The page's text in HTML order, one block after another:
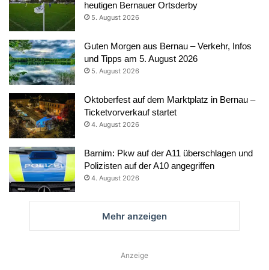
heutigen Bernauer Ortsderby
5. August 2026
Guten Morgen aus Bernau – Verkehr, Infos
und Tipps am 5. August 2026
5. August 2026
Oktoberfest auf dem Marktplatz in Bernau –
Ticketvorverkauf startet
4. August 2026
Barnim: Pkw auf der A11 überschlagen und
Polizisten auf der A10 angegriffen
4. August 2026
Mehr anzeigen
Anzeige